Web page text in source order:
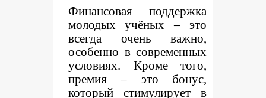
Финансовая поддержка
молодых учёных – это
всегда очень важно,
особенно в современных
условиях. Кроме того,
премия – это бонус,
который стимулирует в